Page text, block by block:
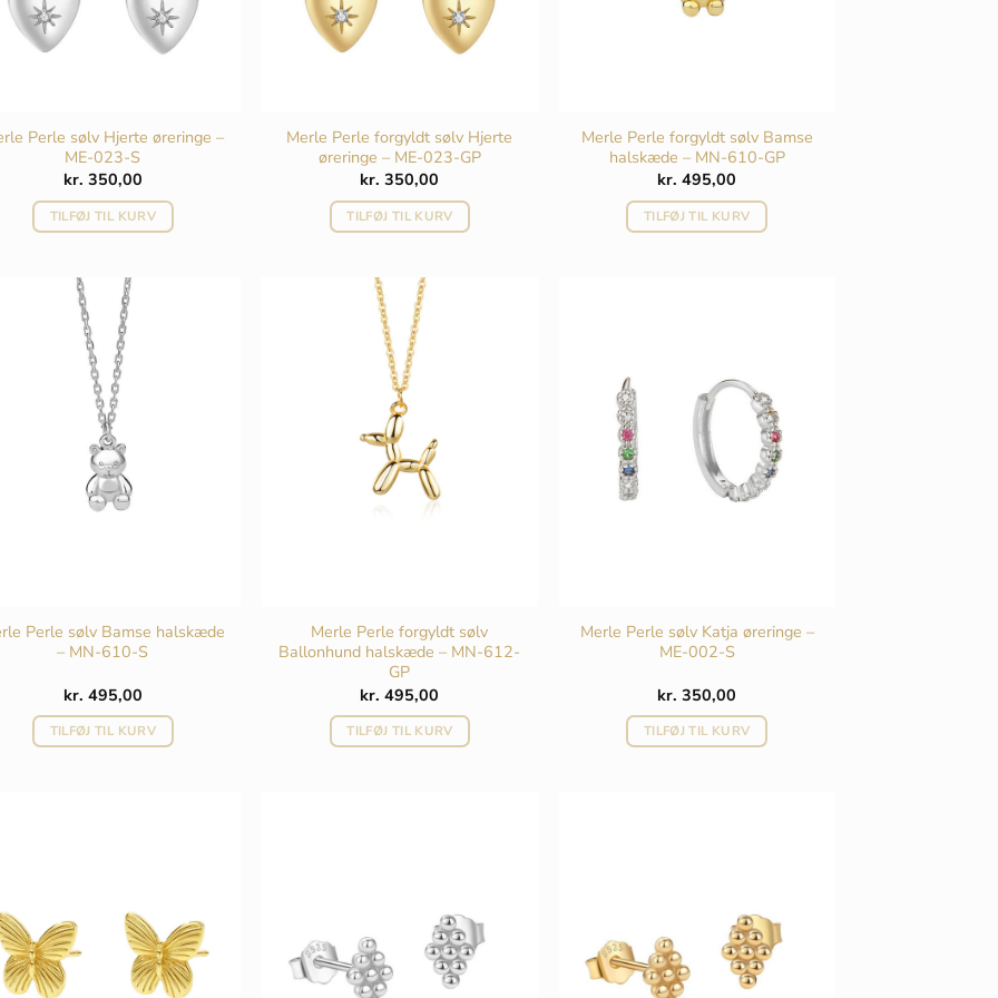
Perle sølv Hjerte øreringe –
ME-023-S
kr. 350,00
TILFØJ TIL KURV
Merle Perle forgyldt sølv Hjerte
øreringe – ME-023-GP
kr. 350,00
TILFØJ TIL KURV
Merle Perle forgyldt sølv Bamse
halskæde – MN-610-GP
kr. 495,00
TILFØJ TIL KURV
Perle sølv Bamse halskæde
– MN-610-S
kr. 495,00
TILFØJ TIL KURV
Merle Perle forgyldt sølv
Ballonhund halskæde – MN-612-
GP
kr. 495,00
TILFØJ TIL KURV
Merle Perle sølv Katja øreringe –
ME-002-S
kr. 350,00
TILFØJ TIL KURV